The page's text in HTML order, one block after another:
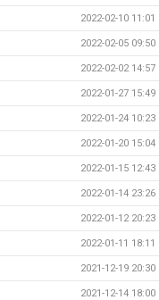
2022-02-10 11:01
2022-02-05 09:50
2022-02-02 14:57
2022-01-27 15:49
2022-01-24 10:23
2022-01-20 15:04
2022-01-15 12:43
2022-01-14 23:26
2022-01-12 20:23
2022-01-11 18:11
2021-12-19 20:30
2021-12-14 18:00